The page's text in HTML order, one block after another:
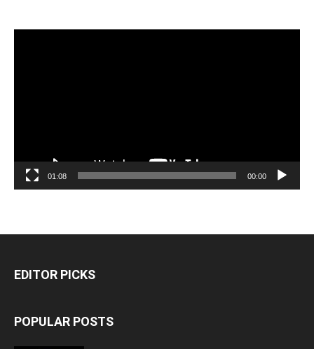
00:00
01:08
EDITOR PICKS
POPULAR POSTS